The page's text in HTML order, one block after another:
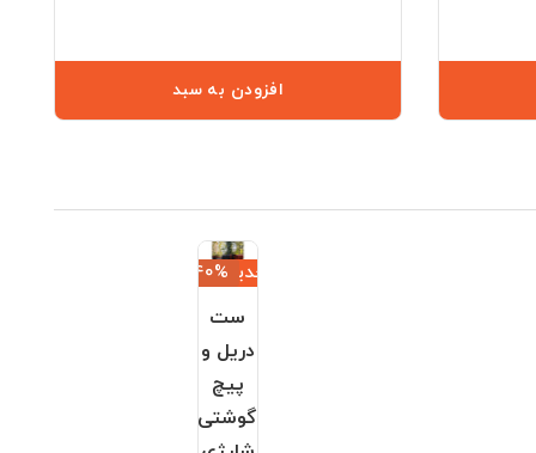
افزودن به سبد
جدید‎−40%
ست
دریل و
پیچ
گوشتی